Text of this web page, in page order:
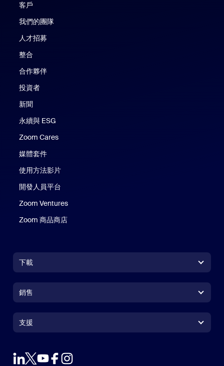
客戶
我們的團隊
人才招募
整合
合作夥伴
投資者
新聞
永續與 ESG
Zoom Cares
媒體套件
使用方法影片
開發人員平台
Zoom Ventures
Zoom 商品商店
下載
Zoom Rooms 應用程式Zoom Rooms 應用程式
Zoom Rooms Controller
Outlook 外掛程式
銷售
聯絡銷售人員
支援
支援
帳戶